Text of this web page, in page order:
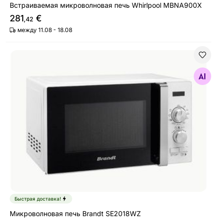
Встраиваемая микроволновая печь Whirlpool MBNA900X
281,42 €
между 11.08 - 18.08
Найдите похожие
Быстрая доставка!
Микроволновая печь Brandt SE2018WZ